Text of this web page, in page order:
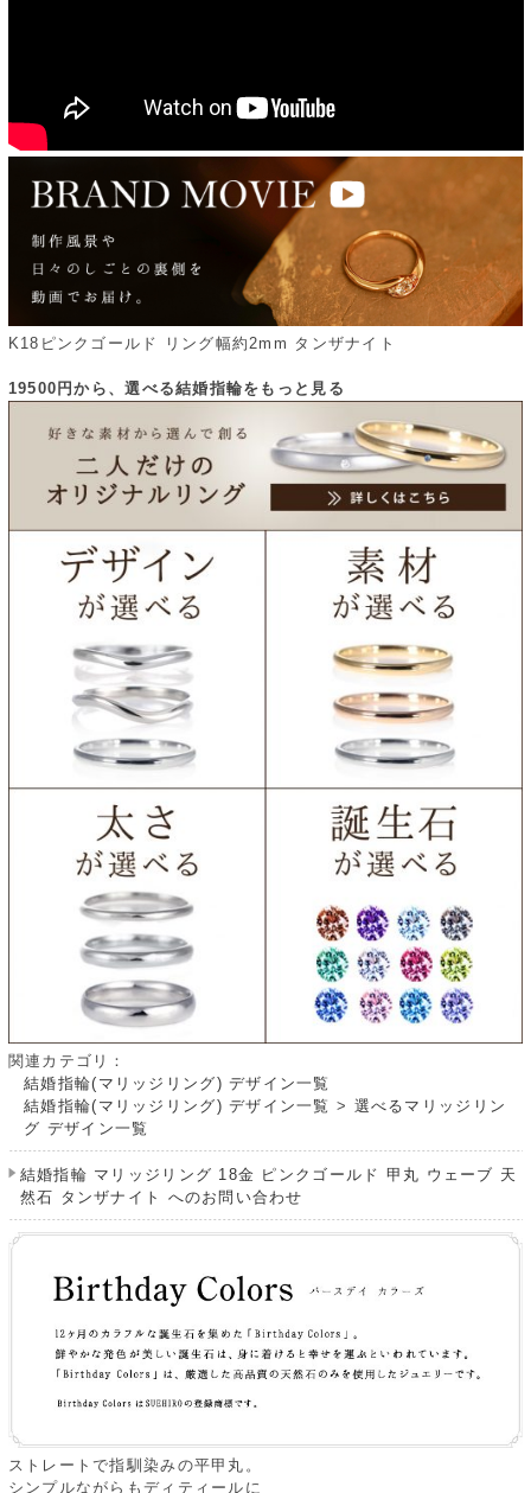
K18ピンクゴールド リング幅約2mm タンザナイト
19500円から、選べる結婚指輪をもっと見る
関連カテゴリ：
結婚指輪(マリッジリング) デザイン一覧
結婚指輪(マリッジリング) デザイン一覧 > 選べるマリッジリン
グ デザイン一覧
結婚指輪 マリッジリング 18金 ピンクゴールド 甲丸 ウェーブ 天
然石 タンザナイト へのお問い合わせ
ストレートで指馴染みの平甲丸。
シンプルながらもディティールに